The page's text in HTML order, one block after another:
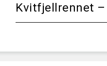
Kvitfjellrennet –